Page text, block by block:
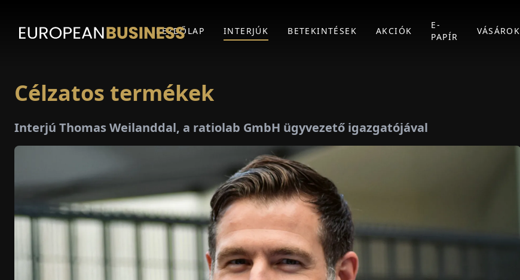
KEZDŐLAP INTERJÚK BETEKINTÉSEK AKCIÓK
E-
PAPÍR
VÁSÁROK
Célzatos termékek
Interjú Thomas Weilanddal, a ratiolab GmbH ügyvezető igazgatójával